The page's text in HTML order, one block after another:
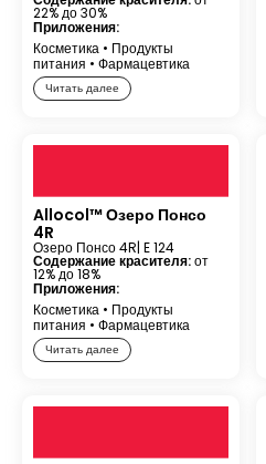
22% до 30%
Приложения:
Косметика • Продукты
питания • Фармацевтика
Читать далее
Allocol™ Озеро Понсо
4R
Озеро Понсо 4R| E 124
Содержание красителя:от
12% до 18%
Приложения:
Косметика • Продукты
питания • Фармацевтика
Читать далее